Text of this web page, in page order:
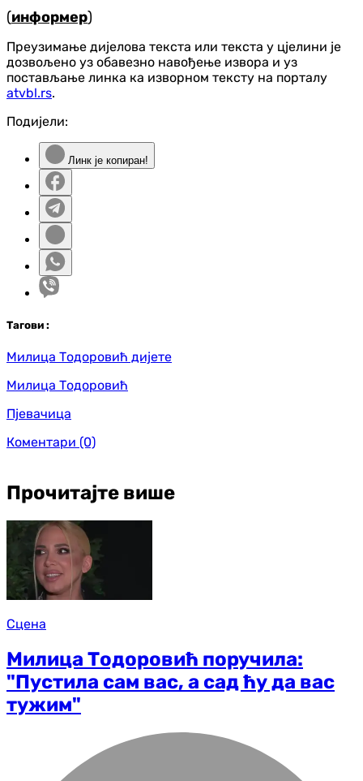
(информер)
Преузимање дијелова текста или текста у цјелини је
дозвољено уз обавезно навођење извора и уз
постављање линка ка изворном тексту на порталу
atvbl.rs.
Подијели:
Линк је копиран!
Тагови :
Милица Тодоровић дијете
Милица Тодоровић
Пјевачица
Коментари (0)
Прочитајте више
Сцена
Милица Тодоровић поручила:
"Пустила сам вас, а сад ћу да вас
тужим"